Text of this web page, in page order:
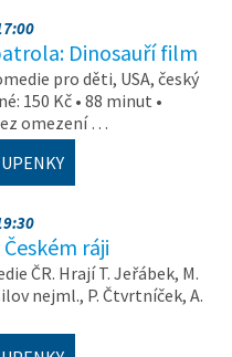
Dinosauří film
pro děti, USA, český
150 Kč • 88 minut •
omezení …
ráji
ČR. Hrají T. Jeřábek, M.
nejml., P. Čtvrtníček, A.